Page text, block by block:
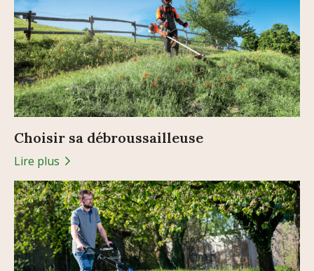
Choisir sa débroussailleuse
Lire plus